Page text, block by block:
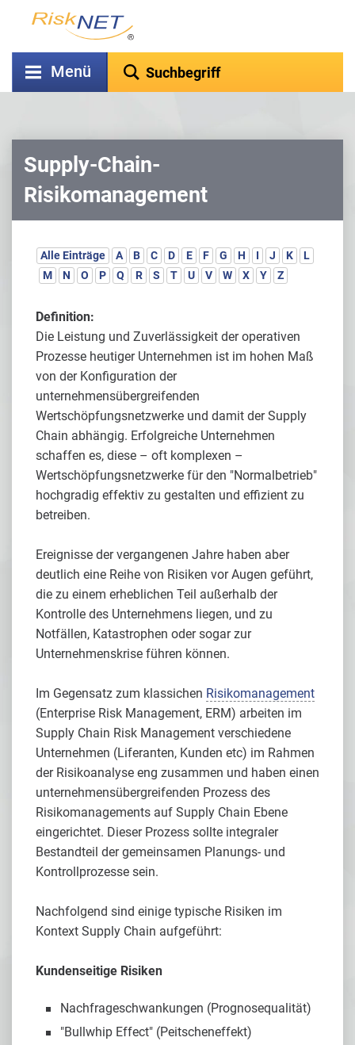
Menü
Supply-Chain-
Risikomanagement
Alle Einträge A B C D E F G H I J K
L
M
N O P Q R S T U V W X Y Z
Definition:
Die Leistung und Zuverlässigkeit der operativen
Prozesse heutiger Unternehmen ist im hohen Maß
von der Konfiguration der
unternehmensübergreifenden
Wertschöpfungsnetzwerke und damit der Supply
Chain abhängig. Erfolgreiche Unternehmen
schaffen es, diese – oft komplexen –
Wertschöpfungsnetzwerke für den "Normalbetrieb"
hochgradig effektiv zu gestalten und effizient zu
betreiben.
Ereignisse der vergangenen Jahre haben aber
deutlich eine Reihe von Risiken vor Augen geführt,
die zu einem erheblichen Teil außerhalb der
Kontrolle des Unternehmens liegen, und zu
Notfällen, Katastrophen oder sogar zur
Unternehmenskrise führen können.
Im Gegensatz zum klassichen Risikomanagement
(Enterprise Risk Management, ERM) arbeiten im
Supply Chain Risk Management verschiedene
Unternehmen (Liferanten, Kunden etc) im Rahmen
der Risikoanalyse eng zusammen und haben einen
unternehmensübergreifenden Prozess des
Risikomanagements auf Supply Chain Ebene
eingerichtet. Dieser Prozess sollte integraler
Bestandteil der gemeinsamen Planungs- und
Kontrollprozesse sein.
Nachfolgend sind einige typische Risiken im
Kontext Supply Chain aufgeführt:
Kundenseitige Risiken
Nachfrageschwankungen (Prognosequalität)
"Bullwhip Effect" (Peitscheneffekt)